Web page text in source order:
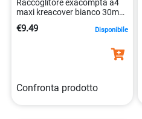
Raccoglitore exacompta a4
maxi kreacover bianco 30mm
€9.49 Disponibile
Confronta prodotto